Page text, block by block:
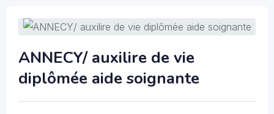
ANNECY/ auxilire de vie
diplômée aide soignante